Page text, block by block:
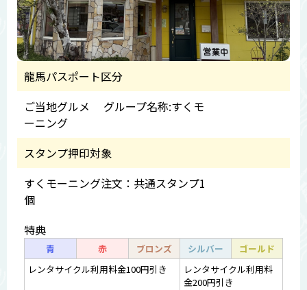
龍馬パスポート区分
ご当地グルメ グループ名称:すくモ
ーニング
スタンプ押印対象
すくモーニング注文：共通スタンプ1
個
特典
青 赤 ブロンズ シルバー
ゴールド
レンタサイクル利用料金100円引き
レンタサイクル利用料
金200円引き